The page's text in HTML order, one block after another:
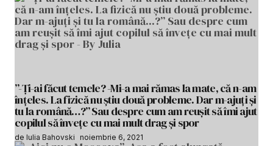
”-Ți-ai făcut temele? -Mi-a mai rămas la mate, că n-am
înțeles. La fizică nu știu două probleme. Dar m-ajuți și
tu la română…?” Sau despre cum am reușit să îmi ajut
copilul să învețe cu mai mult drag și spor
de Iulia Bahovski noiembrie 6, 2021